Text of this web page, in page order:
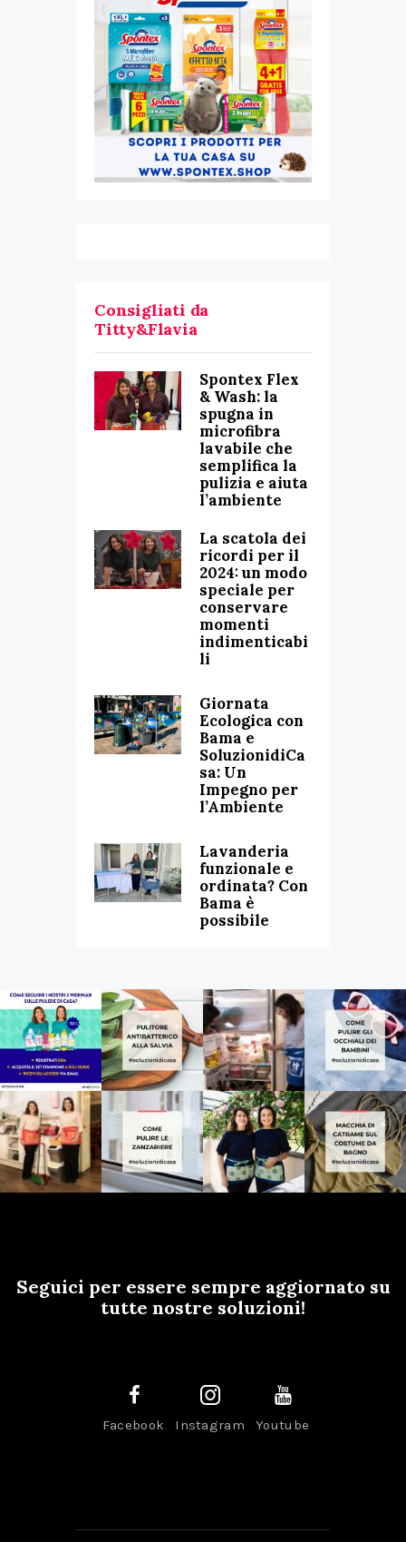
Consigliati da
Titty&Flavia
Spontex Flex
& Wash: la
spugna in
microfibra
lavabile che
semplifica la
pulizia e aiuta
l’ambiente
La scatola dei
ricordi per il
2024: un modo
speciale per
conservare
momenti
indimenticabi
li
Giornata
Ecologica con
Bama e
SoluzionidiCa
sa: Un
Impegno per
l’Ambiente
Lavanderia
funzionale e
ordinata? Con
Bama è
possibile
Seguici per essere sempre aggiornato su
tutte nostre soluzioni!
Facebook Instagram Youtube